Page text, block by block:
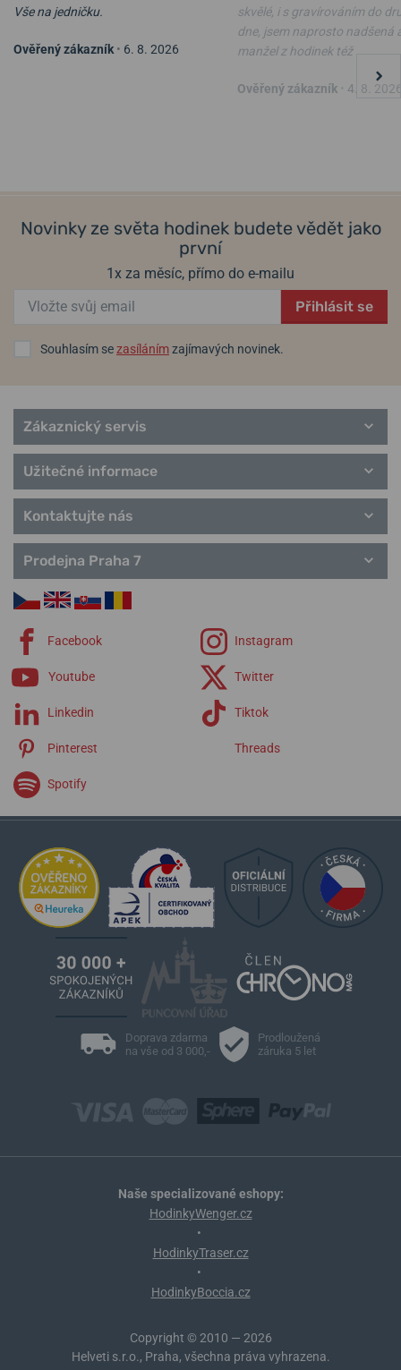
Vše na jedničku.
Ověřený zákazník • 6. 8. 2026
skvělé, i s gravírováním do
dne, jsem naprosto nadšená
manžel z hodinek též
Ověřený zákazník 4. 8.
Novinky ze světa hodinek budete vědět jako
první
1x za měsíc, přímo do e-mailu
Přihlásit se
Souhlasím sezasílánímzajímavých novinek.
Zákaznický servis
Užitečné informace
Kontaktujte nás
Prodejna Praha 7
Facebook Instagram
Youtube Twitter
Linkedin Tiktok
Pinterest Threads
Spotify
Doprava zdarma
na vše od 3 000,-
Prodloužená
záruka 5 let
Naše specializované eshopy:
HodinkyWenger.cz
•
HodinkyTraser.cz
•
HodinkyBoccia.cz
Copyright © 2010 — 2026
Helveti s.r.o., Praha, všechna práva vyhrazena.